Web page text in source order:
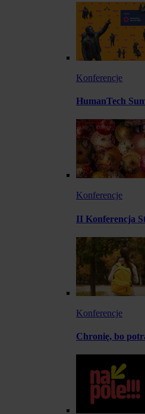
Konferencje
HumanTech
Konferencje
II Konferencja
Konferencje
Chronię, bo